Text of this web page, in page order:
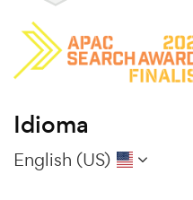
Idioma
English (US)